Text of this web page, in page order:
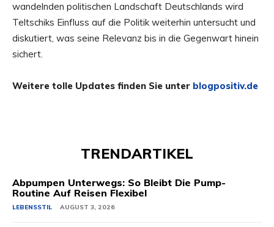
wandelnden politischen Landschaft Deutschlands wird
Teltschiks Einfluss auf die Politik weiterhin untersucht und
diskutiert, was seine Relevanz bis in die Gegenwart hinein
sichert.
Weitere tolle Updates finden Sie unter blogpositiv.de
TRENDARTIKEL
Abpumpen Unterwegs: So Bleibt Die Pump-
Routine Auf Reisen Flexibel
LEBENSSTIL AUGUST 3, 2026